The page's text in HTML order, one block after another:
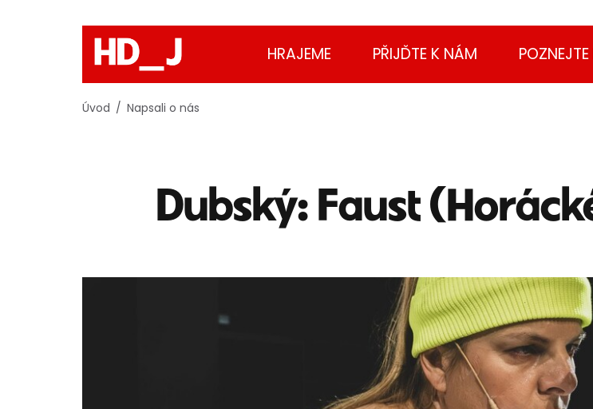
HRAJEME PŘIJĎTE K NÁM
Úvod Napsali o nás
Dubský: Faust